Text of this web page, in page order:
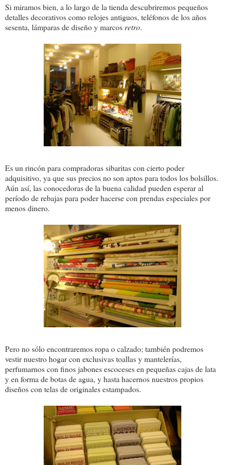
Si miramos bien, a lo largo de la tienda descubriremos pequeños
detalles decorativos como relojes antiguos, teléfonos de los años
sesenta, lámparas de diseño y marcos retro.
Es un rincón para compradoras sibaritas con cierto poder
adquisitivo, ya que sus precios no son aptos para todos los bolsillos.
Aún así, las conocedoras de la buena calidad pueden esperar al
período de rebajas para poder hacerse con prendas especiales por
menos dinero.
Pero no sólo encontraremos ropa o calzado; también podremos
vestir nuestro hogar con exclusivas toallas y mantelerías,
perfumarnos con finos jabones escoceses en pequeñas cajas de lata
y en forma de botas de agua, y hasta hacernos nuestros propios
diseños con telas de originales estampados.